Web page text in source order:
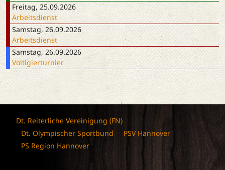
Freitag, 25.09.2026
Arbeitsdienst
Samstag, 26.09.2026
Arbeitsdienst
Samstag, 26.09.2026
Voltigierturnier
Dt. Reiterliche Vereinigung (FN)
Dt. Olympischer Sportbund
PSV Hannover
PS Region Hannover